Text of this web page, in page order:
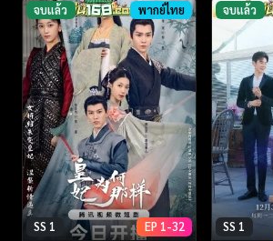
จบแล้ว พากย์ไทย
SS 1 EP 1-32
จบแล้ว
SS 1